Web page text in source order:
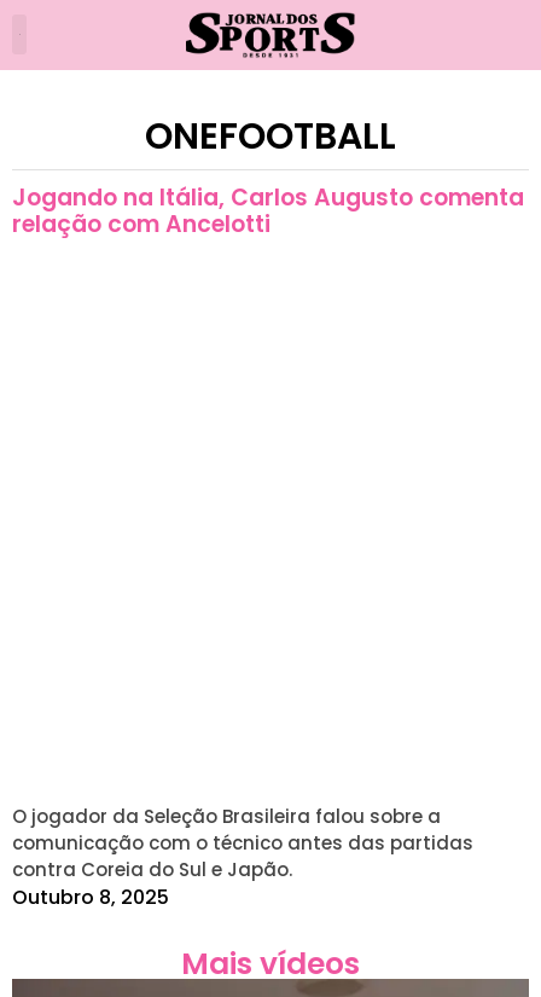
ONEFOOTBALL
Jogando na Itália, Carlos Augusto comenta
relação com Ancelotti
O jogador da Seleção Brasileira falou sobre a
comunicação com o técnico antes das partidas
contra Coreia do Sul e Japão.
Outubro 8, 2025
Mais vídeos